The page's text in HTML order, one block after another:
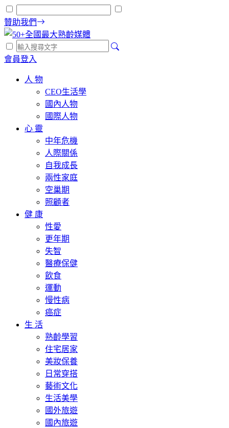
贊助我們
會員登入
人 物
CEO生活學
國內人物
國際人物
心 靈
中年危機
人際關係
自我成長
兩性家庭
空巢期
照顧者
健 康
性愛
更年期
失智
醫療保健
飲食
運動
慢性病
癌症
生 活
熟齡學習
住宅居家
美妝保養
日常穿搭
藝術文化
生活美學
國外旅遊
國內旅遊